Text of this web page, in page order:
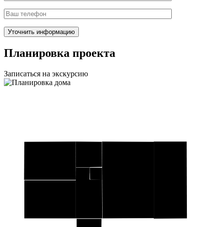
Планировка проекта
Записаться на экскурсию